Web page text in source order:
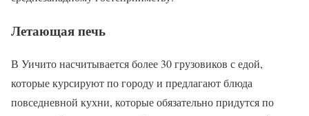
Летающая печь
В Уичито насчитывается более 30 грузовиков с едой,
которые курсируют по городу и предлагают блюда
повседневной кухни, которые обязательно придутся по